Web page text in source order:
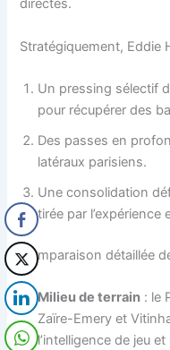
directes.
Stratégiquement, Eddie
Un pressing sélectif
pour récupérer des
Des passes en
latéraux parisiens.
Une consolidation
tirée par l’expérience
Comparaison détaillée
Milieu de terrain : le
Zaïre-Emery et
l’intelligence de jeu